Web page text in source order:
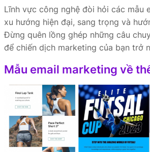
Lĩnh vực công nghệ đòi hỏi các mẫu
xu hướng hiện đại, sang trọng và
Đừng quên lồng ghép những câu
để chiến dịch marketing của bạn trở
Mẫu email marketing về